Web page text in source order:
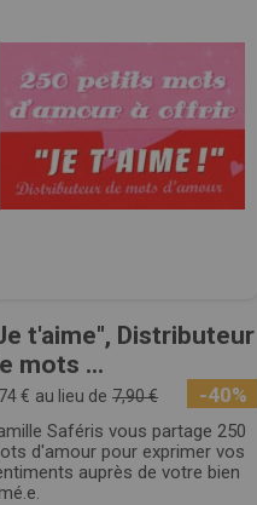
t'aime", Distributeur
mots ...
€ au lieu de 7,90 € -40%
Saféris vous partage 250
d'amour pour exprimer vos
auprès de votre bien